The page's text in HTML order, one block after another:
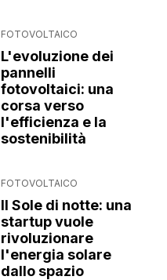
FOTOVOLTAICO
L'evoluzione dei
pannelli
fotovoltaici: una
corsa verso
l'efficienza e la
sostenibilità
FOTOVOLTAICO
Il Sole di notte: una
startup vuole
rivoluzionare
l'energia solare
dallo spazio